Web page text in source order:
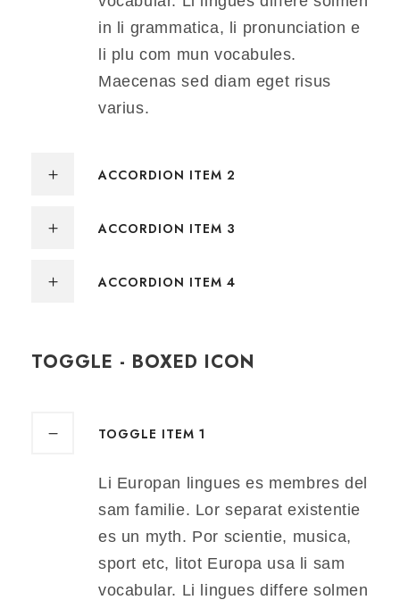
in li grammatica, li pronunciation e
li plu com mun vocabules.
Maecenas sed diam eget risus
varius.
ACCORDION ITEM 2
ACCORDION ITEM 3
ACCORDION ITEM 4
TOGGLE - BOXED ICON
TOGGLE ITEM 1
Li Europan lingues es membres del
sam familie. Lor separat existentie
es un myth. Por scientie, musica,
sport etc, litot Europa usa li sam
vocabular. Li lingues differe solmen